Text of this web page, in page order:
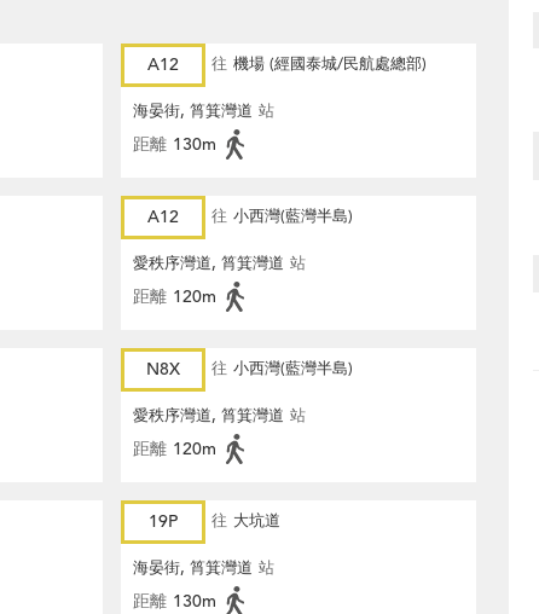
A12 往 機場 (經國泰城/民航處總部)
海晏街, 筲箕灣道 站
距離 130m
A12 往 小西灣(藍灣半島)
愛秩序灣道, 筲箕灣道 站
距離 120m
N8X 往 小西灣(藍灣半島)
愛秩序灣道, 筲箕灣道 站
距離 120m
19P 往 大坑道
海晏街, 筲箕灣道 站
距離 130m